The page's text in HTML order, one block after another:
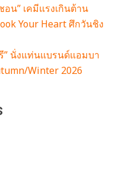
น” เคมีแรงเกินต้าน
Your Heart ศึกวันชิง
” นั่งแท่นแบรนด์แอมบา
Winter 2026